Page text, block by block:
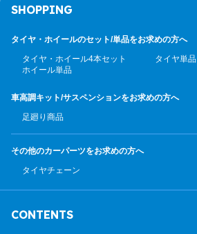
SHOPPING
タイヤ・ホイールのセット/単品をお求めの方へ
タイヤ・ホイール4本セット
タイヤ単品
ホイール単品
車高調キット/サスペンションをお求めの方へ
足廻り商品
その他のカーパーツをお求めの方へ
タイヤチェーン
CONTENTS